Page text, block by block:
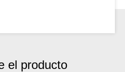
el producto